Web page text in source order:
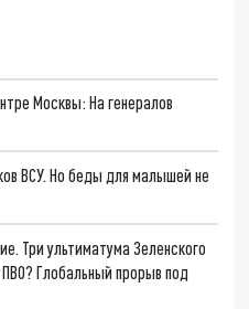
Москвы: На генералов
ВСУ. Но беды для малышей не
Три ультиматума Зеленского
Глобальный прорыв под